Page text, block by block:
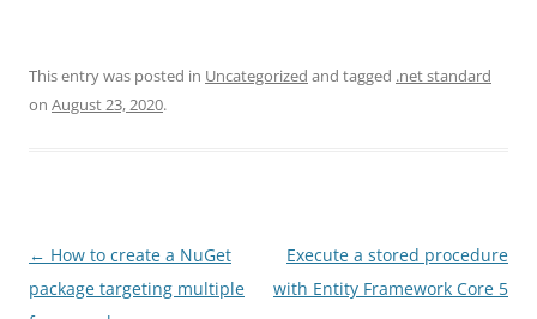
This entry was posted in Uncategorized and tagged .net standard
on August 23, 2020.
Post
navigation
← How to create a NuGet
package targeting multiple
Execute a stored procedure
with Entity Framework Core 5